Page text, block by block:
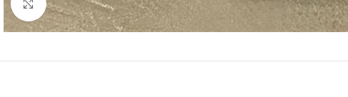
Click to enlarge